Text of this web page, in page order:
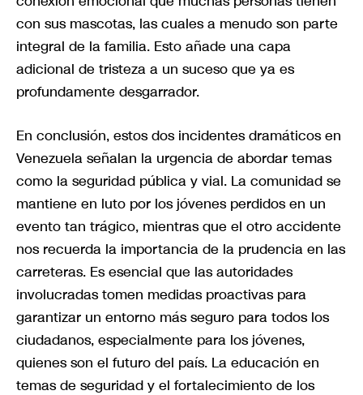
con sus mascotas, las cuales a menudo son parte
integral de la familia. Esto añade una capa
adicional de tristeza a un suceso que ya es
profundamente desgarrador.
En conclusión, estos dos incidentes dramáticos en
Venezuela señalan la urgencia de abordar temas
como la seguridad pública y vial. La comunidad se
mantiene en luto por los jóvenes perdidos en un
evento tan trágico, mientras que el otro accidente
nos recuerda la importancia de la prudencia en las
carreteras. Es esencial que las autoridades
involucradas tomen medidas proactivas para
garantizar un entorno más seguro para todos los
ciudadanos, especialmente para los jóvenes,
quienes son el futuro del país. La educación en
temas de seguridad y el fortalecimiento de los